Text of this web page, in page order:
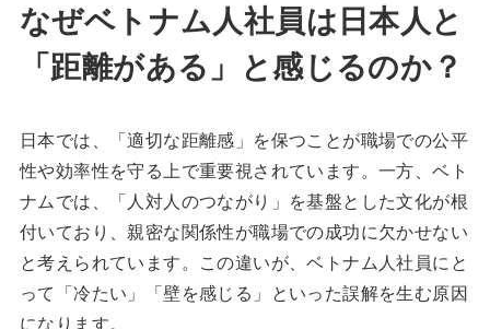
なぜベトナム人社員は日本人と
「距離がある」と感じるのか？
日本では、「適切な距離感」を保つことが職場での公平
性や効率性を守る上で重要視されています。一方、ベト
ナムでは、「人対人のつながり」を基盤とした文化が根
付いており、親密な関係性が職場での成功に欠かせない
と考えられています。この違いが、ベトナム人社員にと
って「冷たい」「壁を感じる」といった誤解を生む原因
になります。